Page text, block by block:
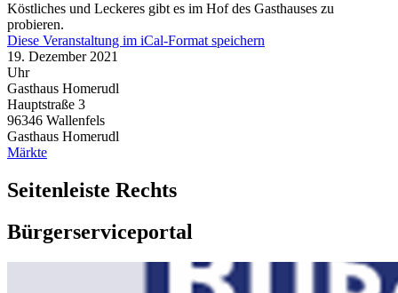
Köstliches und Leckeres gibt es im Hof des Gasthauses zu
probieren.
Diese Veranstaltung im iCal-Format speichern
19. Dezember 2021
Uhr
Gasthaus Homerudl
Hauptstraße 3
96346 Wallenfels
Gasthaus Homerudl
Märkte
Seitenleiste Rechts
Bürgerserviceportal